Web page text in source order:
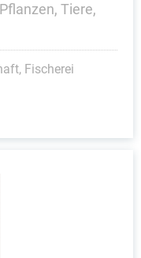
Tiere,
Fischerei